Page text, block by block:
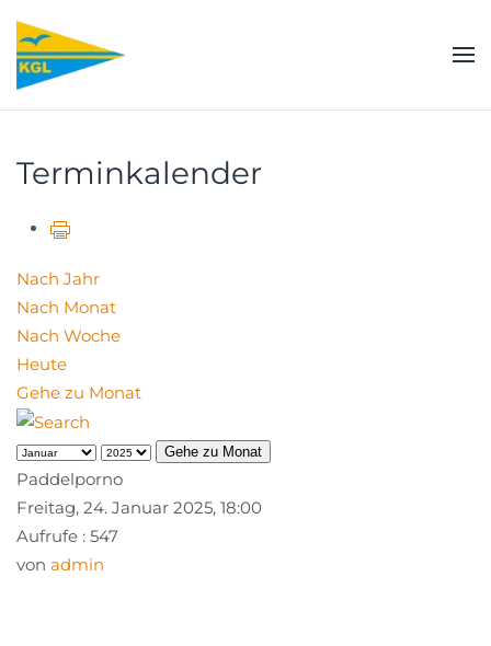
Zum Hauptinhalt springen
Terminkalender
Nach Jahr
Nach Monat
Nach Woche
Heute
Gehe zu Monat
Gehe zu Monat
Paddelporno
Freitag, 24. Januar 2025, 18:00
Aufrufe : 547
von admin